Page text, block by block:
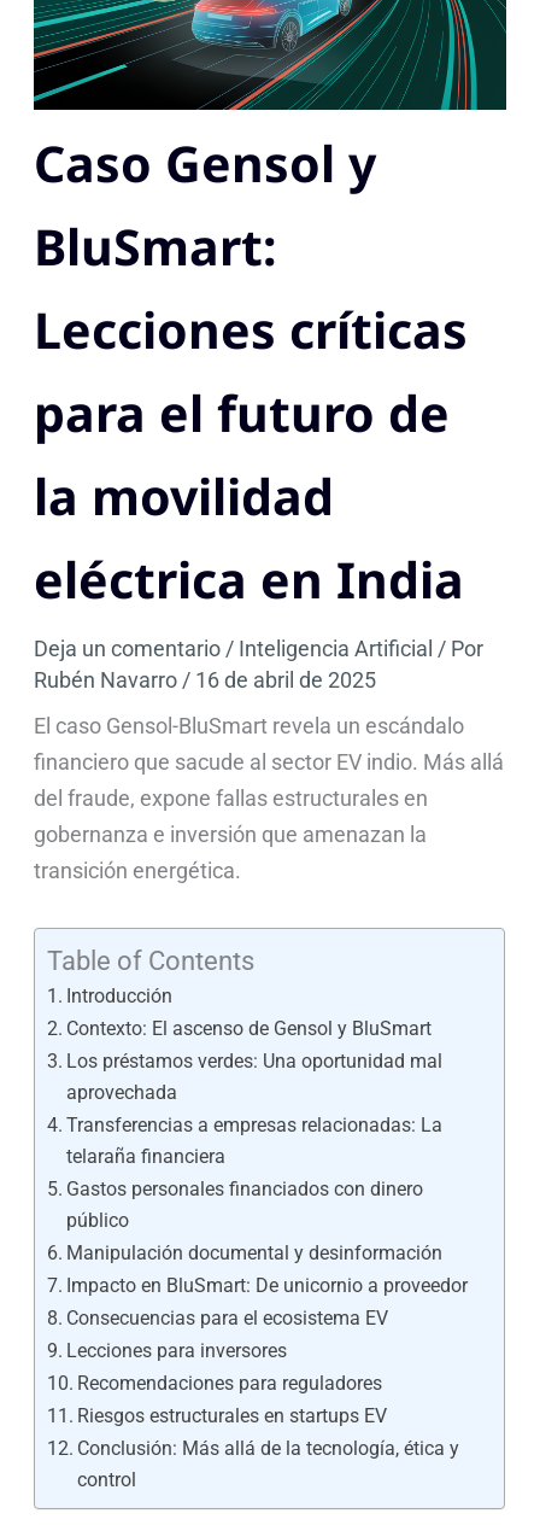
Caso Gensol y
BluSmart:
Lecciones críticas
para el futuro de
la movilidad
eléctrica en India
Deja un comentario/ Inteligencia Artificial / Por
Rubén Navarro/ 16 de abril de 2025
El caso Gensol-BluSmart revela un escándalo
financiero que sacude al sector EV indio. Más allá
del fraude, expone fallas estructurales en
gobernanza e inversión que amenazan la
transición energética.
Table of Contents
Introducción
Contexto: El ascenso de Gensol y BluSmart
Los préstamos verdes: Una oportunidad mal
aprovechada
Transferencias a empresas relacionadas: La
telaraña financiera
Gastos personales financiados con dinero
público
Manipulación documental y desinformación
Impacto en BluSmart: De unicornio a proveedor
Consecuencias para el ecosistema EV
Lecciones para inversores
Recomendaciones para reguladores
Riesgos estructurales en startups EV
Conclusión: Más allá de la tecnología, ética y
control